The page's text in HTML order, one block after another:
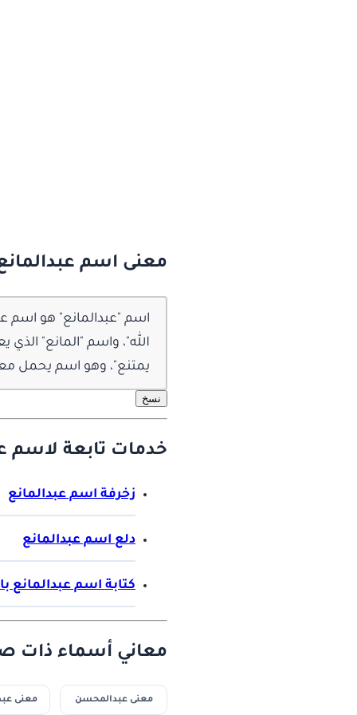
معنى اسم
اسم "عبدالمانع" هو اسم
الله"، واسم "المانع" الذي
يمتنع"، وهو اسم يحمل
نسخ
خدمات تابعة لاسم
زخرفة اسم عبدالمانع
دلع اسم عبدالمانع
كتابة اسم عبدالمانع
معاني أسماء ذات
معنى عبدالمحسن معنى